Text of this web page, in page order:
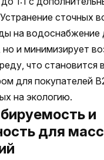
сточных
на водоснабжение
но и минимизирует
что становится
для покупателей
на экологию.
и
для